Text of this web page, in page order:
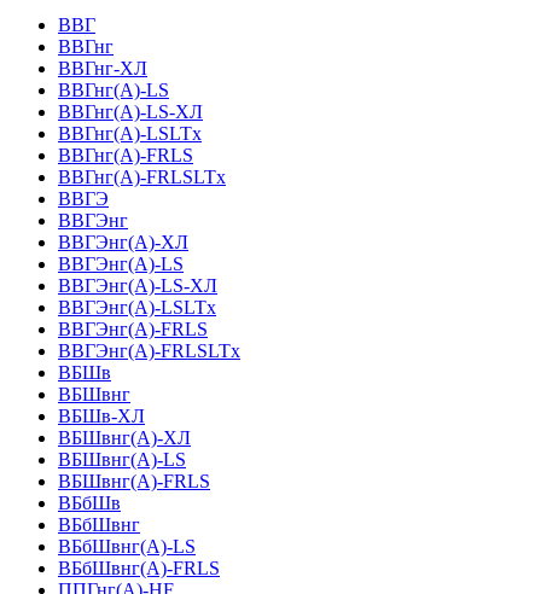
ВВГ
ВВГнг
ВВГнг-ХЛ
ВВГнг(А)-LS
ВВГнг(А)-LS-ХЛ
ВВГнг(А)-LSLTx
ВВГнг(А)-FRLS
ВВГнг(А)-FRLSLTx
ВВГЭ
ВВГЭнг
ВВГЭнг(A)-ХЛ
ВВГЭнг(А)-LS
ВВГЭнг(А)-LS-ХЛ
ВВГЭнг(А)-LSLTx
ВВГЭнг(А)-FRLS
ВВГЭнг(А)-FRLSLTx
ВБШв
ВБШвнг
ВБШв-ХЛ
ВБШвнг(A)-ХЛ
ВБШвнг(A)-LS
ВБШвнг(A)-FRLS
ВБбШв
ВБбШвнг
ВБбШвнг(A)-LS
ВБбШвнг(A)-FRLS
ППГнг(А)-HF